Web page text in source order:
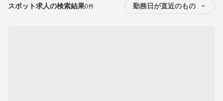
スポット求人の検索結果0件 勤務日が直近のもの